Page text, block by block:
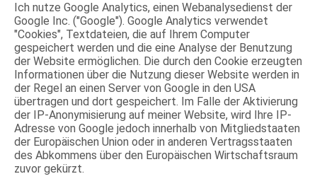
Ich nutze Google Analytics, einen Webanalysedienst der
Google Inc. ("Google"). Google Analytics verwendet
"Cookies", Textdateien, die auf Ihrem Computer
gespeichert werden und die eine Analyse der Benutzung
der Website ermöglichen. Die durch den Cookie erzeugten
Informationen über die Nutzung dieser Website werden in
der Regel an einen Server von Google in den USA
übertragen und dort gespeichert. Im Falle der Aktivierung
der IP-Anonymisierung auf meiner Website, wird Ihre IP-
Adresse von Google jedoch innerhalb von Mitgliedstaaten
der Europäischen Union oder in anderen Vertragsstaaten
des Abkommens über den Europäischen Wirtschaftsraum
zuvor gekürzt.